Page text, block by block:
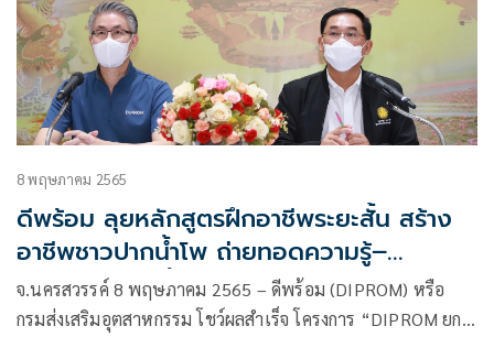
8 พฤษภาคม 2565
ดีพร้อม ลุยหลักสูตรฝึกอาชีพระยะสั้น สร้าง
อาชีพชาวปากน้ําโพ ถ่ายทอดความรู้–
เทคโนโลยีคาดฟื้นเศรษฐกิจฐานรากและสร้าง
รายไดเ้สริมเพิ่มขึ้นกว่า 5 เท่า
จ.นครสวรรค์ 8 พฤษภาคม 2565 – ดีพร้อม (DIPROM) หรือ
กรมส่งเสริมอุตสาหกรรม โชว์ผลสําเร็จ โครงการ “DIPROM ยก